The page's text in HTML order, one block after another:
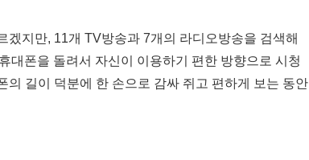
지만, 11개 TV방송과 7개의 라디오방송을 검색해
대폰을 돌려서 자신이 이용하기 편한 방향으로 시청
의 길이 덕분에 한 손으로 감싸 쥐고 편하게 보는 동안